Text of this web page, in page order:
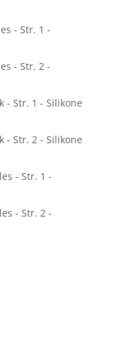
- Str. 1 -
- Str. 2 -
- Str. 1 - Silikone
- Str. 2 - Silikone
- Str. 1 -
- Str. 2 -